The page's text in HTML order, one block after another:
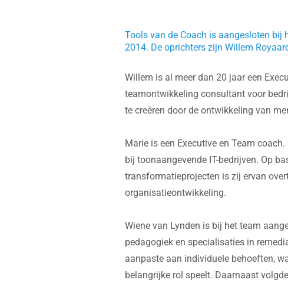
Tools van de Coach is aangesloten bij
2014. De oprichters zijn Willem
Willem is al meer dan 20 jaar een
teamontwikkeling consultant voor
te creëren door de ontwikkeling van
Marie is een Executive en Team
bij toonaangevende IT-bedrijven. Op
transformatieprojecten is zij ervan
organisatieontwikkeling.
Wiene van Lynden is bij het team
pedagogiek en specialisaties in
aanpaste aan individuele behoeften,
belangrijke rol speelt. Daarnaast